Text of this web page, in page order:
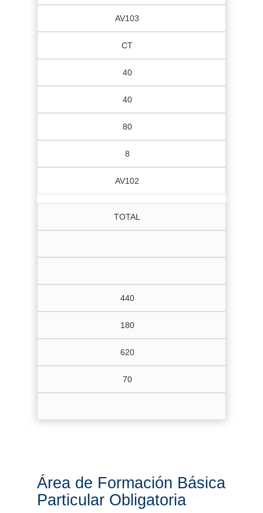
AV103
CT
40
40
80
8
AV102
TOTAL
440
180
620
70
Área de Formación Básica
Particular Obligatoria